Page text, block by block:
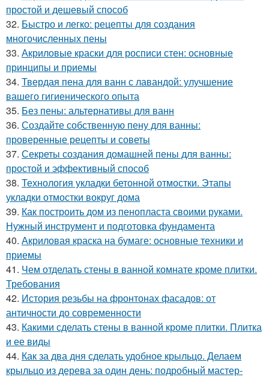
простой и дешевый способ
32. Быстро и легко: рецепты для создания
многочисленных пены
33. Акриловые краски для росписи стен: основные
принципы и приемы
34. Твердая пена для ванн с лавандой: улучшение
вашего гигиенического опыта
35. Без пены: альтернативы для ванн
36. Создайте собственную пену для ванны:
проверенные рецепты и советы
37. Секреты создания домашней пены для ванны:
простой и эффективный способ
38. Технология укладки бетонной отмостки. Этапы
укладки отмостки вокруг дома
39. Как построить дом из пенопласта своими руками.
Нужный инструмент и подготовка фундамента
40. Акриловая краска на бумаге: основные техники и
приемы
41. Чем отделать стены в ванной комнате кроме плитки.
Требования
42. История резьбы на фронтонах фасадов: от
античности до современности
43. Какими сделать стены в ванной кроме плитки. Плитка
и ее виды
44. Как за два дня сделать удобное крыльцо. Делаем
крыльцо из дерева за один день: подробный мастер-